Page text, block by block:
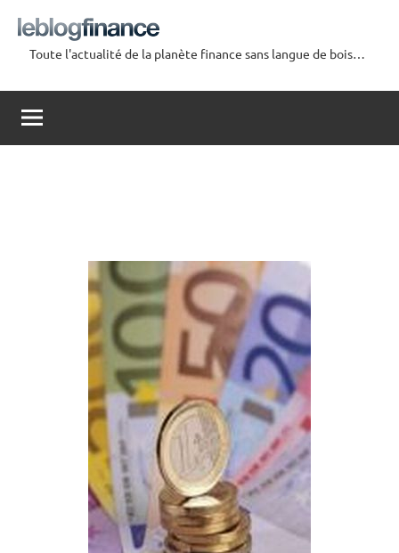
contenu
Blog
Finance
Toute l'actualité de la planète finance sans langue de bois…